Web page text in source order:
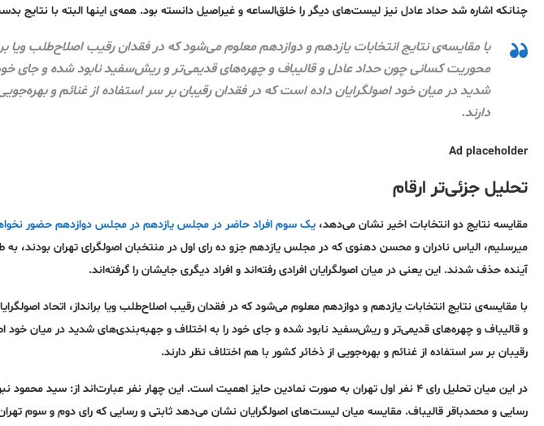
چنانکه اشاره شد حداد عادل نیز لیست‌های دیگر را خلق‌الساعه و غیراصیل دانسته بود. همه‌ی اینها البته با
با مقایسه‌ی نتایج انتخابات یازدهم و دوازدهم معلوم می‌شود که در فقدان رقیب اصلاح‌طلب ویا
محوریت کسانی چون حداد عادل و قالیباف و چهره‌های قدیمی‌تر و ریش‌سفید نابود شده و جای
شدید در میان خود اصولگرایان داده است که در فقدان رقیبان بر سر استفاده از غنائم و
دارند.
Ad placeholder
تحلیل جزئی‌تر ارقام
مقایسه نتایج دو انتخابات اخیر نشان می‌دهد، یک سوم افراد حاضر در مجلس یازدهم در مجلس دوازدهم حضور
میرسلیم، الیاس نادران و محسن دهنوی که در مجلس یازدهم جزو ده رای اول در منتخبان اصولگرای تهران بودند،
آینده حذف شدند. این یعنی در میان اصولگرایان افرادی رفته‌اند و افراد دیگری جایشان را گرفته‌اند.
با مقایسه‌ی نتایج انتخابات یازدهم و دوازدهم معلوم می‌شود که در فقدان رقیب اصلاح‌طلب ویا برانداز، اتحاد
و قالیباف و چهره‌های قدیمی‌تر و ریش‌سفید نابود شده و جای خود را به اختلاف و جهبه‌بندی‌های شدید در میان خود
رقیبان بر سر استفاده از غنائم و بهره‌جویی از ذخائر کشور با هم اختلاف نظر دارند.
در این میان تحلیل رای ۴ نفر اول تهران به صورت نمادین حایز اهمیت است. این چهار نفر عبارت‌اند از: سید
رسایی و محمدباقر قالیباف. مقایسه میان لیست‌های اصولگرایان نشان می‌دهد ثابتی و رسایی که رای دوم و سوم